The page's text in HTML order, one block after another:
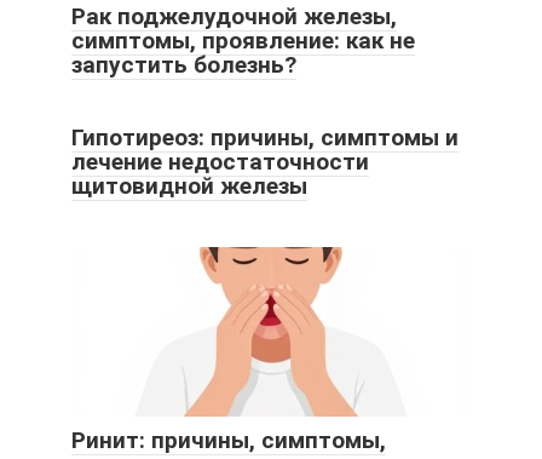
Рак поджелудочной железы,
симптомы, проявление: как не
запустить болезнь?
Гипотиреоз: причины, симптомы и
лечение недостаточности
щитовидной железы
Ринит: причины, симптомы,